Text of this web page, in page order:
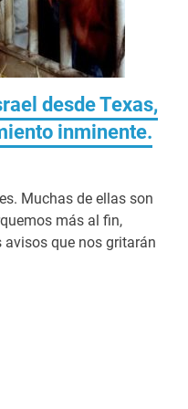
desde Texas,
inminente.
Muchas de ellas son
más al fin,
que nos gritarán